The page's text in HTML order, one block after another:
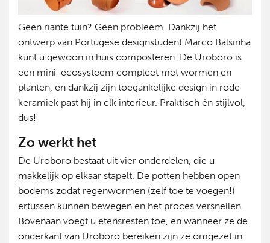
Geen riante tuin? Geen probleem. Dankzij het
ontwerp van Portugese designstudent Marco Balsinha
kunt u gewoon in huis composteren. De Uroboro is
een mini-ecosysteem compleet met wormen en
planten, en dankzij zijn toegankelijke design in rode
keramiek past hij in elk interieur. Praktisch én stijlvol,
dus!
Zo werkt het
De Uroboro bestaat uit vier onderdelen, die u
makkelijk op elkaar stapelt. De potten hebben open
bodems zodat regenwormen (zelf toe te voegen!)
ertussen kunnen bewegen en het proces versnellen.
Bovenaan voegt u etensresten toe, en wanneer ze de
onderkant van Uroboro bereiken zijn ze omgezet in